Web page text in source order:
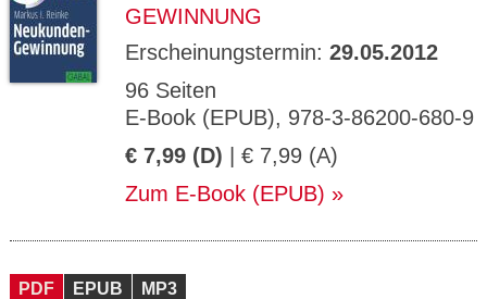
GEWINNUNG
Erscheinungstermin: 29.05.2012
96 Seiten
E-Book (EPUB), 978-3-86200-680-9
€ 7,99 (D) | € 7,99 (A)
Zum E-Book (EPUB)
PDF EPUB MP3